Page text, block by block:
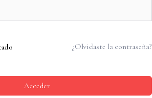
¿Olvidaste la contraseña?
Acceder